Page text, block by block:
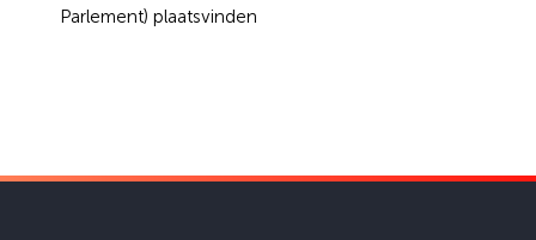
Parlement) plaatsvinden